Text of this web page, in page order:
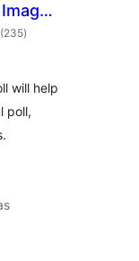
(235total
de
)
will help
poll,